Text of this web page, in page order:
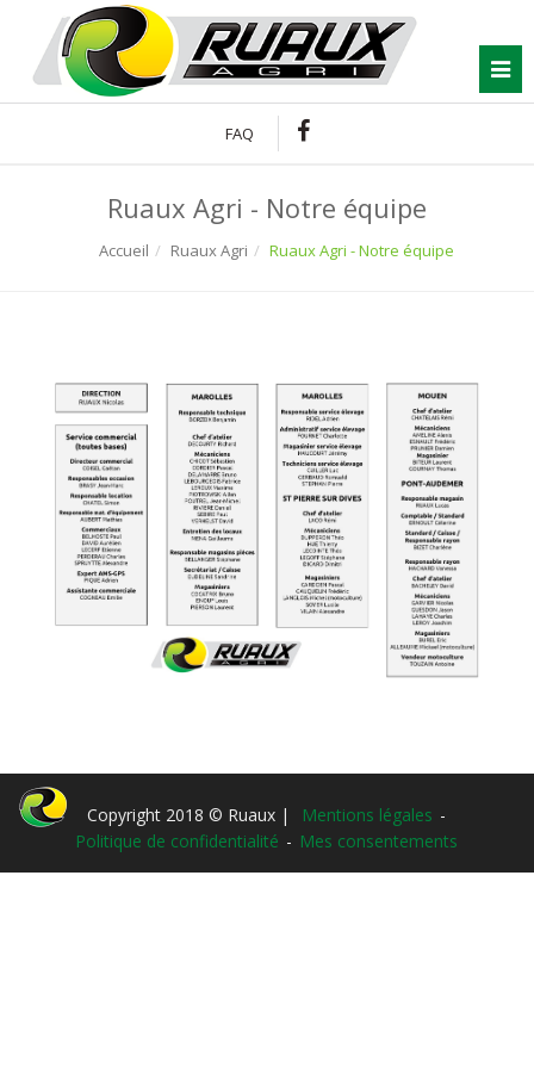
Connexion
FAQ
Ruaux Agri - Notre équipe
Accueil Ruaux Agri Ruaux Agri - Notre équipe
Copyright 2018 © Ruaux | Mentions légales -
Politique de confidentialité - Mes consentements